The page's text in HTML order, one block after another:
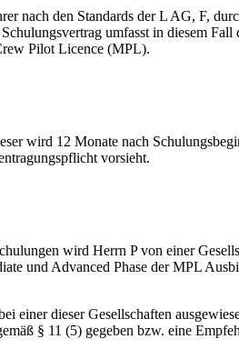
nach den Standards der L AG, F,
umfasst in diesem
Pilot Licence (MPL).
wird 12 Monate nach
vorsieht.
wird Herrn P von einer
und Advanced Phase der MPL
dieser Gesellschaften
§ 11 (5) gegeben bzw. eine